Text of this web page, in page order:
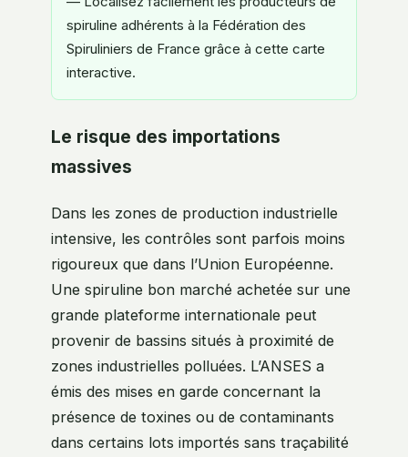
spiruline adhérents à la Fédération des
Spiruliniers de France grâce à cette carte
interactive.
Le risque des importations
massives
Dans les zones de production industrielle
intensive, les contrôles sont parfois moins
rigoureux que dans l’Union Européenne.
Une spiruline bon marché achetée sur une
grande plateforme internationale peut
provenir de bassins situés à proximité de
zones industrielles polluées. L’ANSES a
émis des mises en garde concernant la
présence de toxines ou de contaminants
dans certains lots importés sans traçabilité